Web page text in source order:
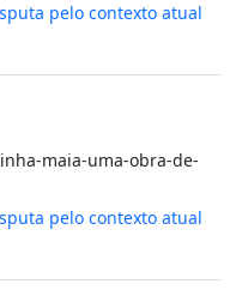
pelo contexto atual
maia-uma-obra-de-
pelo contexto atual